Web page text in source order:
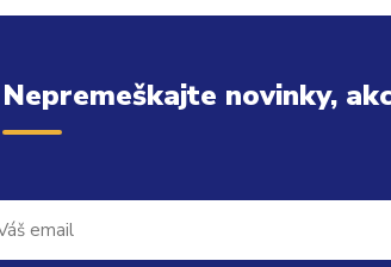
Nepremeškajte novinky,